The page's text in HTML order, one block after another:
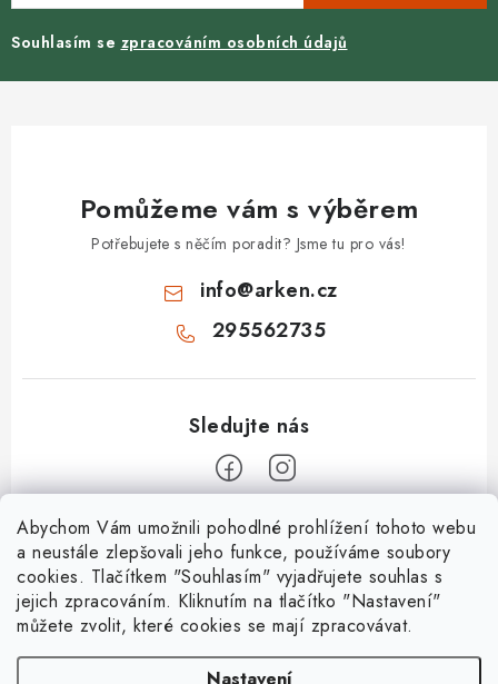
Abychom Vám umožnili pohodlné prohlížení tohoto webu
a neustále zlepšovali jeho funkce, používáme soubory
cookies. Tlačítkem "Souhlasím" vyjadřujete souhlas s
jejich zpracováním. Kliknutím na tlačítko "Nastavení"
můžete zvolit, které cookies se mají zpracovávat.
Souhlasím se zpracováním osobních údajů
Pomůžeme vám s výběrem
Potřebujete s něčím poradit? Jsme tu pro vás!
info@arken.cz
295562735
O Arken
O nás
Vše o nákupu